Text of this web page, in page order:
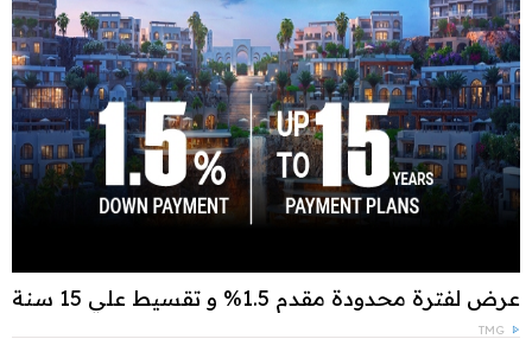
عرض لفترة محدودة مقدم 1.5% و تقسيط علي 15 سنة
TMG